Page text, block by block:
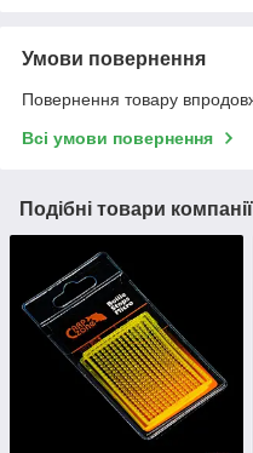
Умови повернення
Повернення товару
Всі умови повернення
Подібні товари компанії